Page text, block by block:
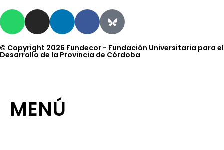
© Copyright 2026 Fundecor - Fundación Universitaria para el
Desarrollo de la Provincia de Córdoba
MENÚ